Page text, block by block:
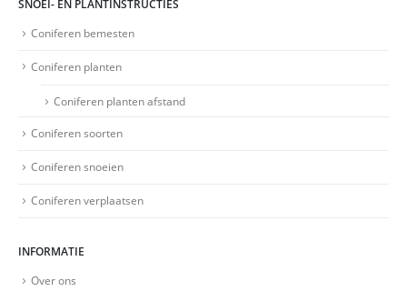
SNOEI- EN PLANTINSTRUCTIES
Coniferen bemesten
Coniferen planten
Coniferen planten afstand
Coniferen soorten
Coniferen snoeien
Coniferen verplaatsen
INFORMATIE
Over ons